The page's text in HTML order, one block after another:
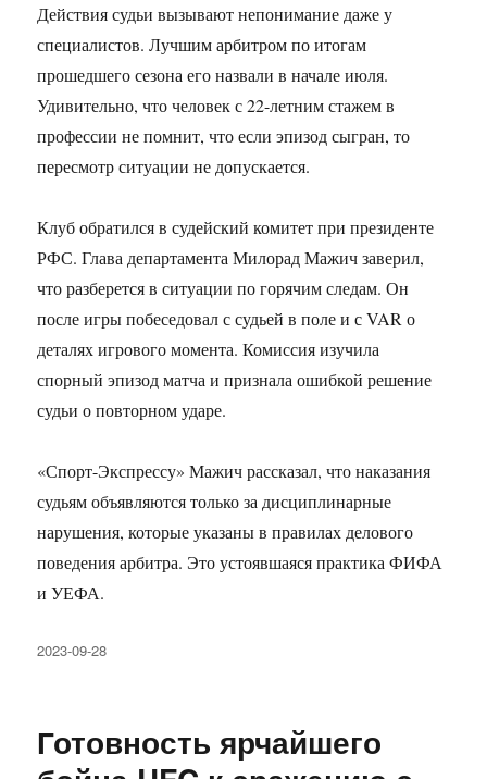
Действия судьи вызывают непонимание даже у
специалистов. Лучшим арбитром по итогам
прошедшего сезона его назвали в начале июля.
Удивительно, что человек с 22-летним стажем в
профессии не помнит, что если эпизод сыгран, то
пересмотр ситуации не допускается.
Клуб обратился в судейский комитет при президенте
РФС. Глава департамента Милорад Мажич заверил,
что разберется в ситуации по горячим следам. Он
после игры побеседовал с судьей в поле и с VAR о
деталях игрового момента. Комиссия изучила
спорный эпизод матча и признала ошибкой решение
судьи о повторном ударе.
«Спорт-Экспрессу» Мажич рассказал, что наказания
судьям объявляются только за дисциплинарные
нарушения, которые указаны в правилах делового
поведения арбитра. Это устоявшаяся практика ФИФА
и УЕФА.
Опубликовано
2023-09-28
Готовность ярчайшего